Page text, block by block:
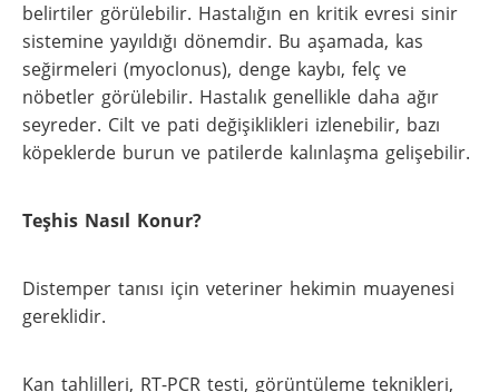
belirtiler görülebilir. Hastalığın en kritik evresi sinir
sistemine yayıldığı dönemdir. Bu aşamada, kas
seğirmeleri (myoclonus), denge kaybı, felç ve
nöbetler görülebilir. Hastalık genellikle daha ağır
seyreder. Cilt ve pati değişiklikleri izlenebilir, bazı
köpeklerde burun ve patilerde kalınlaşma gelişebilir.
Teşhis Nasıl Konur?
Distemper tanısı için veteriner hekimin muayenesi
gereklidir.
Kan tahlilleri, RT-PCR testi, görüntüleme teknikleri,